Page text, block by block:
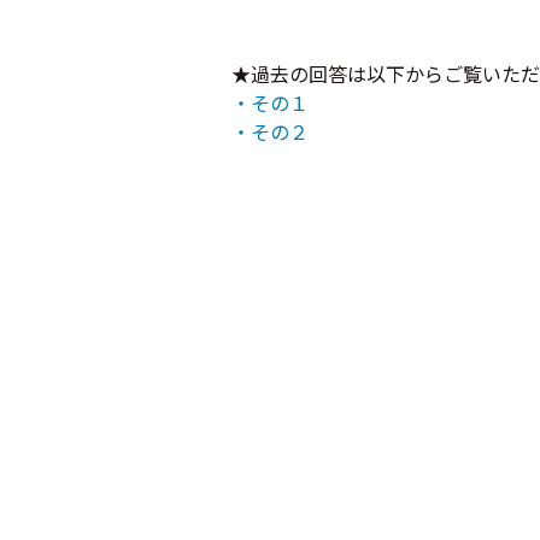
★過去の回答は以下からご覧いた
・その１
・その２